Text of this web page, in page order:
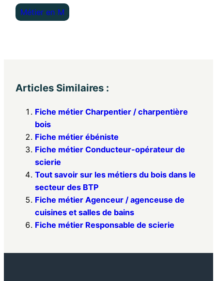
Métier en M
Articles Similaires :
Fiche métier Charpentier / charpentière
bois
Fiche métier ébéniste
Fiche métier Conducteur-opérateur de
scierie
Tout savoir sur les métiers du bois dans le
secteur des BTP
Fiche métier Agenceur / agenceuse de
cuisines et salles de bains
Fiche métier Responsable de scierie